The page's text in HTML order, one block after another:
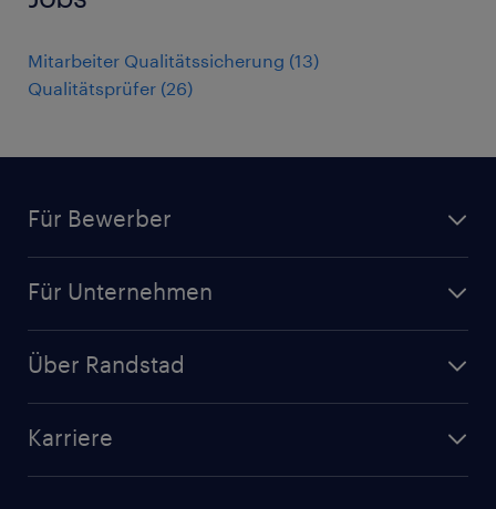
Mitarbeiter Qualitätssicherung (13)
Qualitätsprüfer (26)
Für Bewerber
Initiativbewerbung
Randstad Akademie
Für Unternehmen
Über Randstad
Karriere